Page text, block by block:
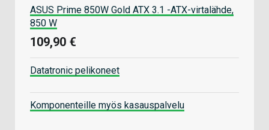
ASUS Prime 850W Gold ATX 3.1 -ATX-virtalähde,
850 W
109,90 €
Datatronic pelikoneet
Komponenteille myös kasauspalvelu